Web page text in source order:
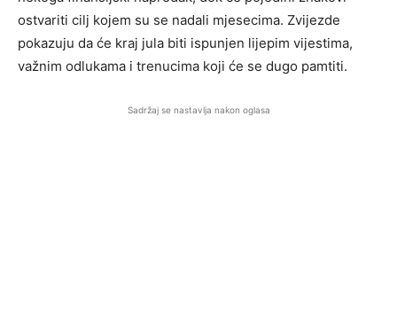
ostvariti cilj kojem su se nadali mjesecima. Zvijezde
pokazuju da će kraj jula biti ispunjen lijepim vijestima,
važnim odlukama i trenucima koji će se dugo pamtiti.
Sadržaj se nastavlja nakon oglasa